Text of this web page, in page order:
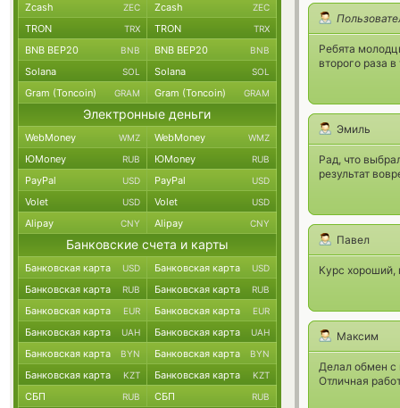
Ребята
второго раза
Эмиль
Рад, что
результат
Павел
Курс хороший,
Максим
Делал обмен с
Отличная
Zcash ZEC Zcash ZEC
TRON TRX TRON TRX
BNB BEP20 BNB BNB BEP20 BNB
Solana SOL Solana SOL
Gram (Toncoin) GRAM Gram (Toncoin) GRAM
Электронные деньги
WebMoney WMZ WebMoney WMZ
ЮMoney RUB ЮMoney RUB
PayPal USD PayPal USD
Volet USD Volet USD
Alipay CNY Alipay CNY
Банковские счета и карты
Банковская карта USD Банковская карта USD
Банковская карта RUB Банковская карта RUB
Банковская карта EUR Банковская карта EUR
Банковская карта UAH Банковская карта UAH
Банковская карта BYN Банковская карта BYN
Банковская карта KZT Банковская карта KZT
СБП RUB СБП RUB